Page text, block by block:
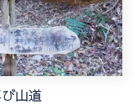
山道